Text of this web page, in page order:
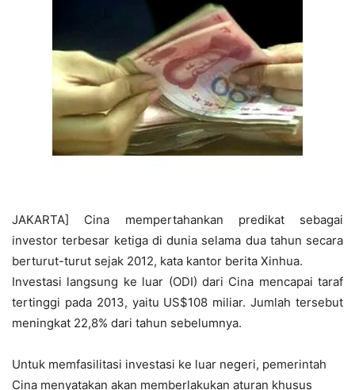
JAKARTA] Cina mempertahankan predikat sebagai
investor terbesar ketiga di dunia selama dua tahun secara
berturut-turut sejak 2012, kata kantor berita Xinhua.
Investasi langsung ke luar (ODI) dari Cina mencapai taraf
tertinggi pada 2013, yaitu US$108 miliar. Jumlah tersebut
meningkat 22,8% dari tahun sebelumnya.
Untuk memfasilitasi investasi ke luar negeri, pemerintah
Cina menyatakan akan memberlakukan aturan khusus